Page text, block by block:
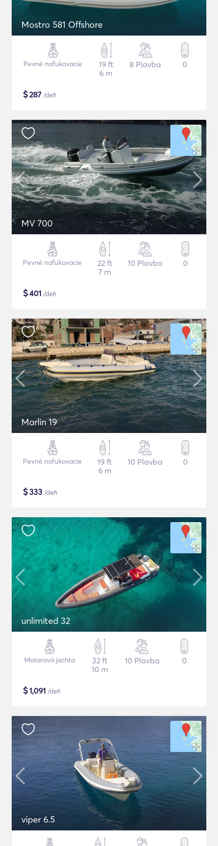
Mostro 581 Offshore
Pevné nafukovacie
19 ft
6 m
8 Plavba 0
$287 /deň
MV 700
Pevné nafukovacie
22 ft
7 m
10 Plavba 0
$401 /deň
Marlin 19
Pevné nafukovacie
19 ft
6 m
10 Plavba 0
$333 /deň
unlimited 32
Motorová jachta
32 ft
10 m
10 Plavba 0
$1,091 /deň
viper 6.5